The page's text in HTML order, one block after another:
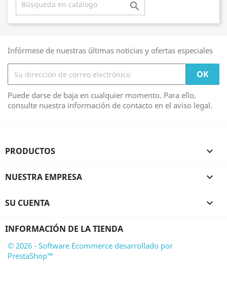

Infórmese de nuestras últimas noticias y ofertas especiales
Puede darse de baja en cualquier momento. Para ello,
consulte nuestra información de contacto en el aviso legal.
PRODUCTOS 
NUESTRA EMPRESA 
SU CUENTA 
INFORMACIÓN DE LA TIENDA
© 2026 - Software Ecommerce desarrollado por
PrestaShop™